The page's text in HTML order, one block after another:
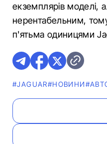
екземплярів моделі,
нерентабельним,
п'ятьма одиницями
#JAGUAR#НОВИНИ